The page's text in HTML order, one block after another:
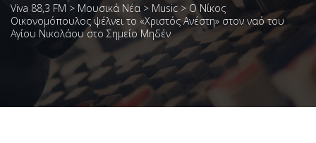
Viva 88,3 FM > Μουσικά Νέα > Music > Ο Νίκος
Οικονομόπουλος ψέλνει το «Χριστός Ανέστη» στον ναό του
Αγίου Νικολάου στο Σημείο Μηδέν